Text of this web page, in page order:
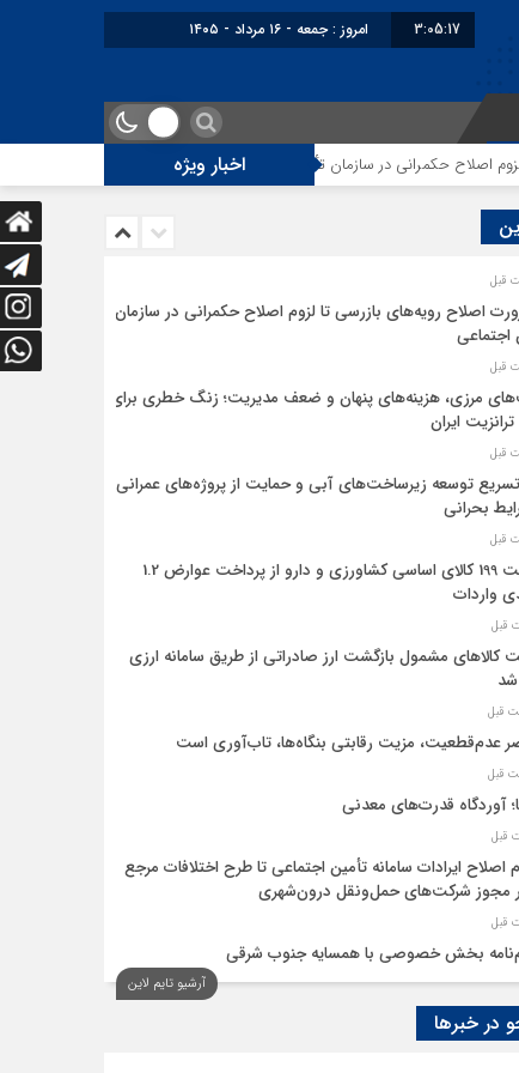
3:05:17 امروز : جمعه - ۱۶ مرداد - ۱۴۰۵
اخبار ویژه حکمرانی در سازمان تأمین اجتماعی توقف‌های مرزی، هزینه‌های پنهان
اصلاح رویه‌های بازرسی تا لزوم اصلاح حکمرانی در سازمان
اجتماعی
مرزی، هزینه‌های پنهان و ضعف مدیریت؛ زنگ خطری برای
ایران
توسعه زیرساخت‌های آبی و حمایت از پروژه‌های عمرانی
بحرانی
معافیت 199 کالای اساسی کشاورزی و دارو از پرداخت عوارض 1.2
واردات
کالاهای مشمول بازگشت ارز صادراتی از طریق سامانه ارزی
شد
عدم‌قطعیت، مزیت رقابتی بنگاه‌ها، تاب‌آوری است
آوردگاه قدرت‌های معدنی
اصلاح ایرادات سامانه تأمین اجتماعی تا طرح اختلافات مرجع
مجوز شرکت‌های حمل‌ونقل درون‌شهری
بخش خصوصی با همسایه جنوب شرقی
از هوش مصنوعی
آرشیو تایم لاین
در خبرها